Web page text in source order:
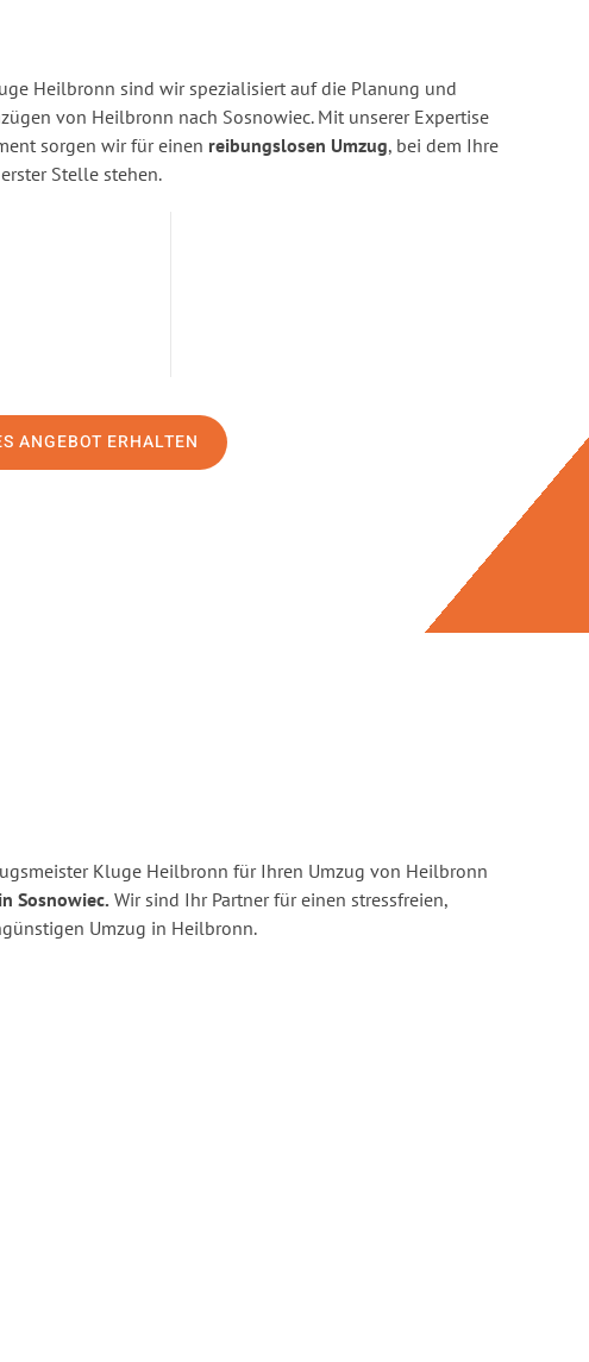
Heilbronn sind wir spezialisiert auf die Planung und
von Heilbronn nach Sosnowiec. Mit unserer Expertise
sorgen wir für einen reibungslosen Umzug, bei dem Ihre
Stelle stehen.
ANGEBOT ERHALTEN
Kluge Heilbronn für Ihren Umzug von Heilbronn
Sosnowiec. Wir sind Ihr Partner für einen stressfreien,
Umzug in Heilbronn.